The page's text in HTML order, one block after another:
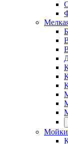
Мойки